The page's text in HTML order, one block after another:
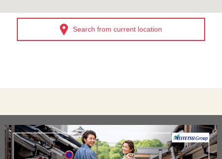
Search from current location